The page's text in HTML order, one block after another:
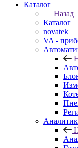
Каталог
Назад
Каталог
novatek
VA -